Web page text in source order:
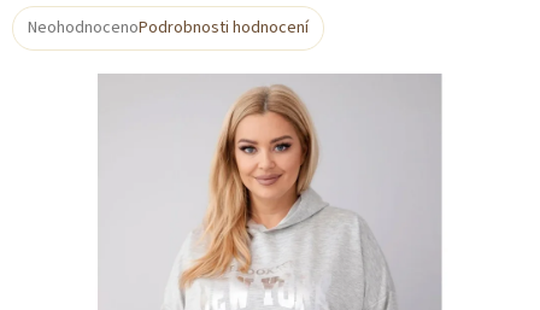
Průměrné
NeohodnocenoPodrobnosti hodnocení